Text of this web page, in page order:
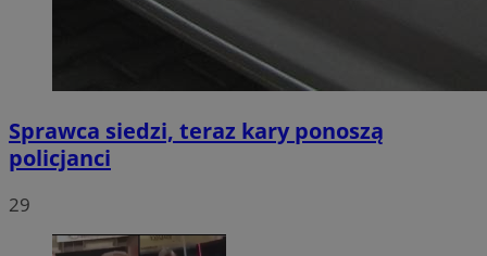
Sprawca siedzi, teraz kary ponoszą
policjanci
29